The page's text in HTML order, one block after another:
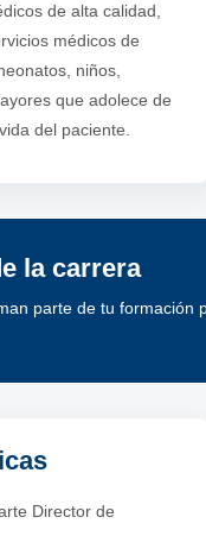
de alta calidad,
médicos de
niños,
que adolece de
del paciente.
la carrera
parte de tu formación
Director de